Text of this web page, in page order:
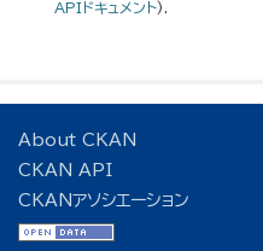
APIドキュメント).
About CKAN
CKAN API
CKANアソシエーション